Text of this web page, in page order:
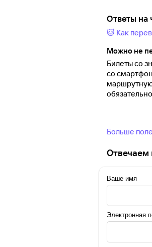
Ответы на
🐱 Как
Можно не
Билеты со
со
Больше
Отвечаем
Ваше имя
Электронная